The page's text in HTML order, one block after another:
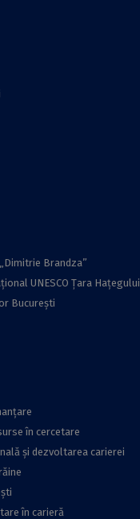
Brandza”
UNESCO Țara Hațegului
București
în cercetare
și dezvoltarea carierei
în carieră